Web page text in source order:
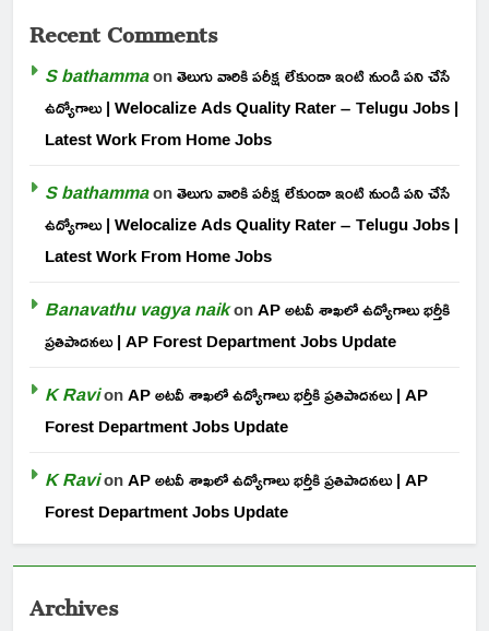
Recent Comments
S bathammaonతెలుగు వారికి పరీక్ష లేకుండా ఇంటి నుండి పని చేసే
ఉద్యోగాలు | Welocalize Ads Quality Rater – Telugu Jobs |
Latest Work From Home Jobs
S bathammaonతెలుగు వారికి పరీక్ష లేకుండా ఇంటి నుండి పని చేసే
ఉద్యోగాలు | Welocalize Ads Quality Rater – Telugu Jobs |
Latest Work From Home Jobs
Banavathu vagya naikonAP అటవీ శాఖలో ఉద్యోగాలు భర్తీకి
ప్రతిపాదనలు | AP Forest Department Jobs Update
K RavionAP అటవీ శాఖలో ఉద్యోగాలు భర్తీకి ప్రతిపాదనలు | AP
Forest Department Jobs Update
K RavionAP అటవీ శాఖలో ఉద్యోగాలు భర్తీకి ప్రతిపాదనలు | AP
Forest Department Jobs Update
Archives